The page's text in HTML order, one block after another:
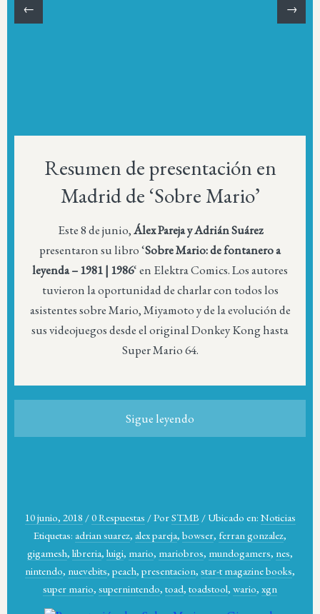
← →
Resumen de presentación en
Madrid de ‘Sobre Mario’
Este 8 de junio,Álex Pareja y Adrián Suárez
presentaron su libro ‘Sobre Mario: de fontanero a
leyenda – 1981 | 1986‘ en Elektra Comics. Los autores
tuvieron la oportunidad de charlar con todos los
asistentes sobre Mario, Miyamoto y de la evolución de
sus videojuegos desde el original Donkey Kong hasta
Super Mario 64.
Sigue leyendo
10 junio, 2018 /0 Respuestas /PorSTMB / Ubicado en: Noticias
Etiquetas: adrian suarez, alex pareja, bowser, ferran gonzalez,
gigamesh, libreria, luigi, mario, mariobros, mundogamers, nes,
nintendo, nuevebits, peach, presentacion, star-t magazine books,
super mario, supernintendo, toad, toadstool, wario, xgn